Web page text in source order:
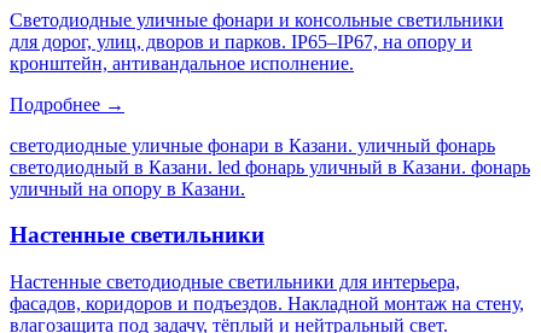
Светодиодные уличные фонари и консольные светильники
для дорог, улиц, дворов и парков. IP65–IP67, на опору и
кронштейн, антивандальное исполнение.
Подробнее →
светодиодные уличные фонари в Казани. уличный фонарь
светодиодный в Казани. led фонарь уличный в Казани. фонарь
уличный на опору в Казани.
Настенные светильники
Настенные светодиодные светильники для интерьера,
фасадов, коридоров и подъездов. Накладной монтаж на стену,
влагозащита под задачу, тёплый и нейтральный свет.